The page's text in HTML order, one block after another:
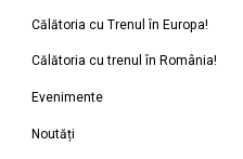
Călătoria cu Trenul în Europa!
Călătoria cu trenul în România!
Evenimente
Noutăți